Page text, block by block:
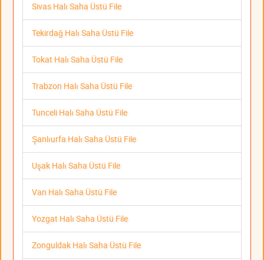
Sivas Halı Saha Üstü File
Tekirdağ Halı Saha Üstü File
Tokat Halı Saha Üstü File
Trabzon Halı Saha Üstü File
Tunceli Halı Saha Üstü File
Şanlıurfa Halı Saha Üstü File
Uşak Halı Saha Üstü File
Van Halı Saha Üstü File
Yozgat Halı Saha Üstü File
Zonguldak Halı Saha Üstü File